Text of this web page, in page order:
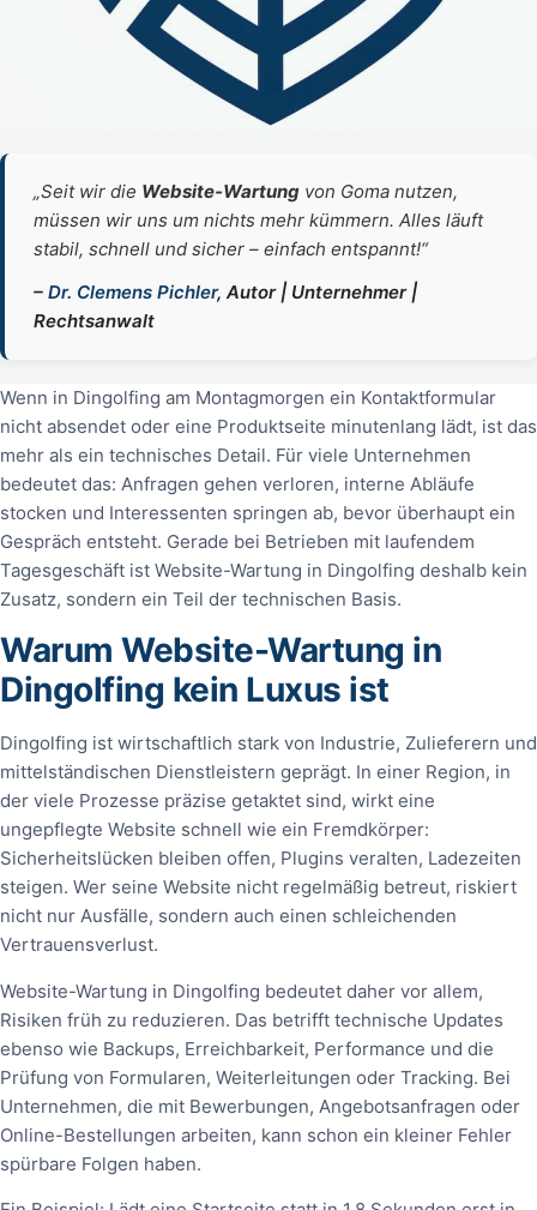
„Seit wir die Website‑Wartung von Goma nutzen,
müssen wir uns um nichts mehr kümmern. Alles läuft
stabil, schnell und sicher – einfach entspannt!“
– Dr. Clemens Pichler, Autor | Unternehmer |
Rechtsanwalt
Wenn in Dingolfing am Montagmorgen ein Kontaktformular
nicht absendet oder eine Produktseite minutenlang lädt, ist das
mehr als ein technisches Detail. Für viele Unternehmen
bedeutet das: Anfragen gehen verloren, interne Abläufe
stocken und Interessenten springen ab, bevor überhaupt ein
Gespräch entsteht. Gerade bei Betrieben mit laufendem
Tagesgeschäft ist Website-Wartung in Dingolfing deshalb kein
Zusatz, sondern ein Teil der technischen Basis.
Warum Website-Wartung in
Dingolfing kein Luxus ist
Dingolfing ist wirtschaftlich stark von Industrie, Zulieferern und
mittelständischen Dienstleistern geprägt. In einer Region, in
der viele Prozesse präzise getaktet sind, wirkt eine
ungepflegte Website schnell wie ein Fremdkörper:
Sicherheitslücken bleiben offen, Plugins veralten, Ladezeiten
steigen. Wer seine Website nicht regelmäßig betreut, riskiert
nicht nur Ausfälle, sondern auch einen schleichenden
Vertrauensverlust.
Website-Wartung in Dingolfing bedeutet daher vor allem,
Risiken früh zu reduzieren. Das betrifft technische Updates
ebenso wie Backups, Erreichbarkeit, Performance und die
Prüfung von Formularen, Weiterleitungen oder Tracking. Bei
Unternehmen, die mit Bewerbungen, Angebotsanfragen oder
Online-Bestellungen arbeiten, kann schon ein kleiner Fehler
spürbare Folgen haben.